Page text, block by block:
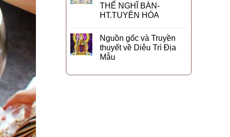
THỂ NGHĨ BÀN-
HT.TUYÊN HÓA
Nguồn gốc và Truyền
thuyết về Diêu Trì Địa
Mẫu